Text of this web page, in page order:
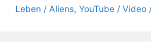
Leben / Aliens, YouTube / Video